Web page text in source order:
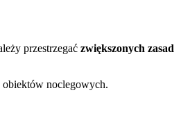
przestrzegać zwiększonych zasad
obiektów noclegowych.